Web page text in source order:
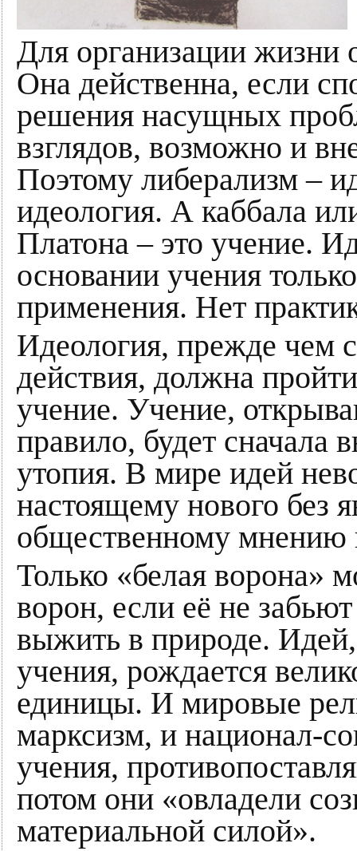
Для организации жизни
Она действенна, если
решения насущных
взглядов, возможно и
Поэтому либерализм –
идеология. А каббала
Платона – это учение.
основании учения
применения. Нет
Идеология, прежде чем
действия, должна
учение. Учение,
правило, будет сначала
утопия. В мире идей
настоящему нового без
общественному мнению
Только «белая ворона»
ворон, если её не
выжить в природе.
учения, рождается
единицы. И мировые
марксизм, и национал-
учения,
потом они «овладели
материальной силой».